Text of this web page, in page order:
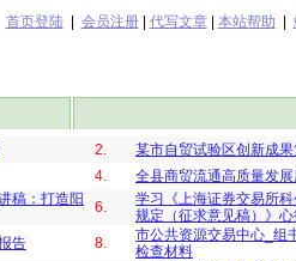
首页登陆| 会员注册| 代写文章| 本站帮助
2.
某市自贸试验区创新成
4.
全县商贸流通高质量发
稿：打造阳
6.
学习《上海证券交易所
规定（征求意见稿）》
告 8.
市公共资源交易中心_组
检查材料